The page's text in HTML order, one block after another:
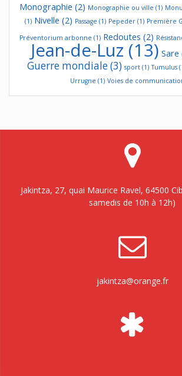
Monographie (2) Monographie ou ville (1)
(1) Nivelle (2) Passage (1) Pepeder(1) Première
Préventorium arbonne (1) Redoutes (2)
Jean-de-Luz (13) Sare
Guerre mondiale(3) sport (1) Tumulus
Urrugne (1) Voies de
Jakintza, 27, quai Maurice Ravel, 64500
samedis de 10h à 12h)
jakintza@orange.fr